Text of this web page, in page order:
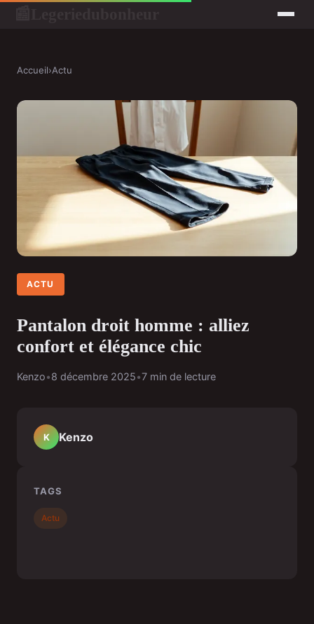
Accueil›Actu
ACTU
Pantalon droit homme : alliez
confort et élégance chic
Kenzo•8 décembre 2025•7 min de lecture
K Kenzo
TAGS
Actu